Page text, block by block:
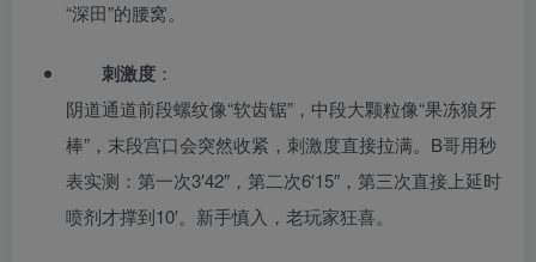
“深田”的腰窝。
刺激度 ：
阴道通道前段螺纹像“软齿锯”，中段大颗粒像“果冻狼牙
棒”，末段宫口会突然收紧，刺激度直接拉满。B哥用秒
表实测：第一次3′42″，第二次6′15″，第三次直接上延时
喷剂才撑到10′。新手慎入，老玩家狂喜。